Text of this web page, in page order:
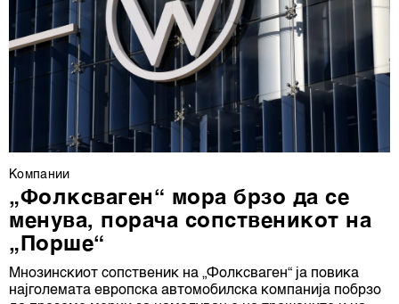
Компании
„Фолксваген“ мора брзо да се
менува, порача сопственикот на
„Порше“
Мнозинскиот сопственик на „Фолксваген“ ја повика
најголемата европска автомобилска компанија побрзо